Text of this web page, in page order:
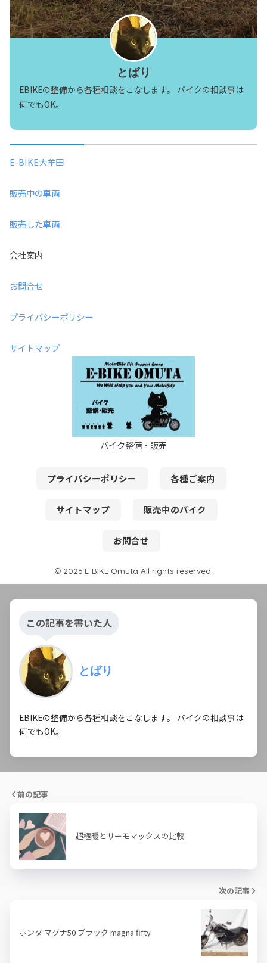
とばり
EBIKEの整備から各種相談をこなします。 バイクの相談事は
何でもOK。
E-BIKE大牟田
販売中の車両
販売した車両
会社案内
お問合せ
プライバシーポリシー
サイトマップ
バイク整備・販売
プライバシーポリシー 各種ご案内
サイトマップ 販売中のバイク
お問合せ
© 2026 E-BIKE Omuta All rights reserved.
この記事を書いた人
とばり
EBIKEの整備から各種相談をこなします。 バイクの相談事は
何でもOK。
前の記事
超極暖とサーモマックスの比較
次の記事
ホンダ マグナ50 ブラック magna fifty